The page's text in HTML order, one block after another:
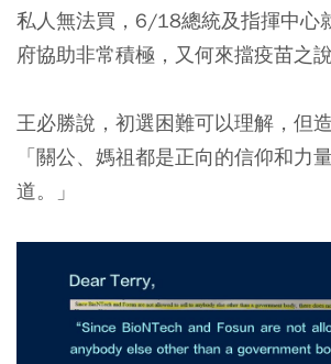
私人無法買，6/18總統及指揮中心
府協助非常積極，又何來擋疫苗之說
王必勝說，初選困難可以理解，但
「關公、媽祖都是正向的信仰和力
道。」